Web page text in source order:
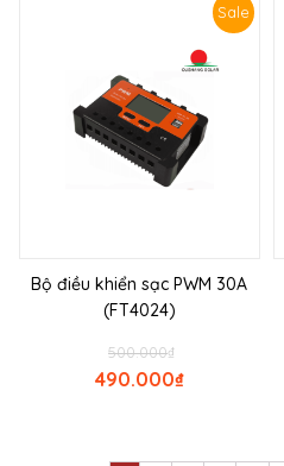
Sale
Bộ điều khiển sạc PWM 30A
(FT4024)
₫
500.000
₫
490.000